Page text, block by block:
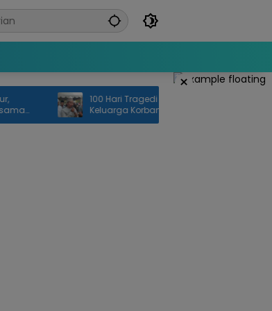
×
100 Hari Tragedi KRL Bekasi Timur,
Keluarga Korban Desak Penuntasan
Investigasi dan Keadilan